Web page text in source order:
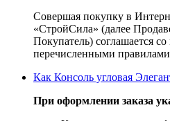
Совершая покупку в
«СтройСила» (далее
Покупатель) соглашается
перечисленными
Как Консоль угловая
При оформлении заказа